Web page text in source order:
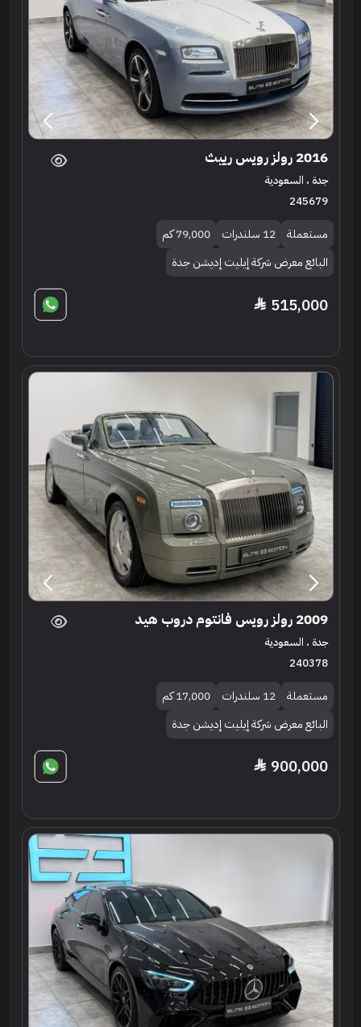
2016 رولز رويس رييث
جدة ، السعودية
245679
مستعملة 12 سلندرات
79,000 كم
البائع معرض شركة إيليت إديشن جدة
515,000
2009 رولز رويس فانتوم دروب هيد
جدة ، السعودية
240378
مستعملة 12 سلندرات
17,000 كم
البائع معرض شركة إيليت إديشن جدة
900,000